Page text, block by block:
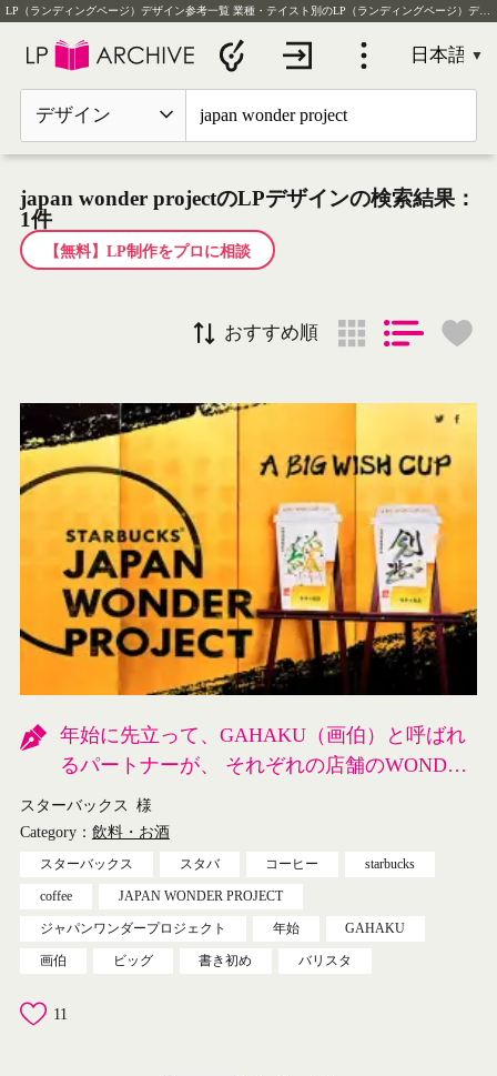
LP（ランディングページ）デザイン参考一覧 業種・テイスト別のLP（ランディングページ）デザイン実例を毎日更新
デザイン
japan wonder projectのLPデザインの検索結果：
1件
【無料】LP制作をプロに相談
おすすめ順
年始に先立って、GAHAKU（画伯）と呼ばれ
るパートナーが、 それぞれの店舗のWONDER
な魅力を書き初めにしたためました。
スターバックス 様
Category： 飲料・お酒
スターバックス スタバ コーヒー starbucks
coffee JAPAN WONDER PROJECT
ジャパンワンダープロジェクト 年始 GAHAKU
画伯 ビッグ 書き初め バリスタ
11